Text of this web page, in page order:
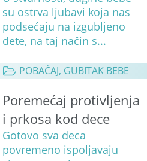
su ostrva ljubavi koja nas
podsećaju na izgubljeno
dete, na taj način s...
POBAČAJ, GUBITAK BEBE
Poremećaj protivljenja
i prkosa kod dece
Gotovo sva deca
povremeno ispoljavaju